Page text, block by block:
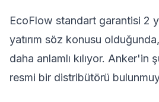
EcoFlow standart garantisi 2
yatırım söz konusu
daha anlamlı kılıyor. Anker'in
resmi bir distribütörü